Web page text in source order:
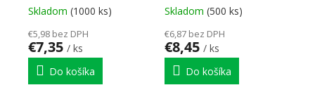
Skladom (1000 ks)
€5,98 bez DPH
€7,35 / ks
Do košíka
Skladom (500 ks)
€6,87 bez DPH
€8,45 / ks
Do košíka